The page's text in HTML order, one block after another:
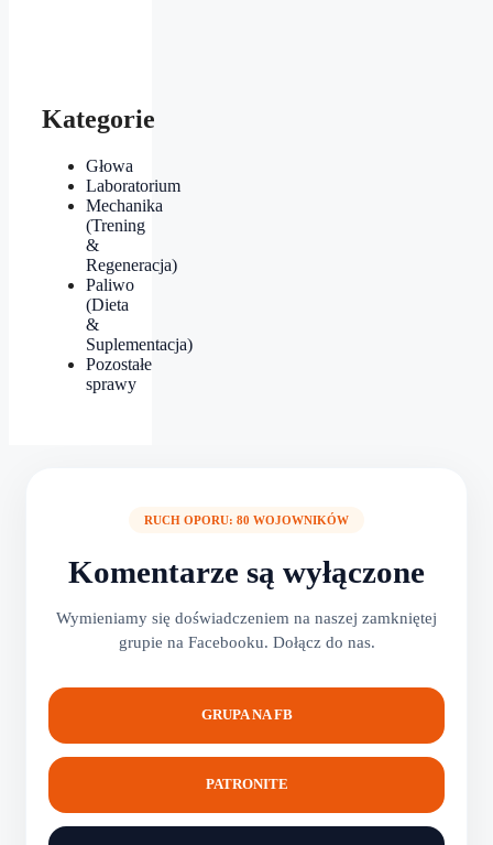
Kategorie
Głowa
Laboratorium
Mechanika
(Trening
&
Regeneracja)
Paliwo
(Dieta
&
Suplementacja)
Pozostałe
sprawy
RUCH OPORU: 80 WOJOWNIKÓW
Komentarze są wyłączone
Wymieniamy się doświadczeniem na naszej zamkniętej
grupie na Facebooku. Dołącz do nas.
GRUPA NA FB
PATRONITE